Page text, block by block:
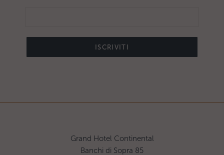
ISCRIVITI
Grand Hotel Continental
Banchi di Sopra 85